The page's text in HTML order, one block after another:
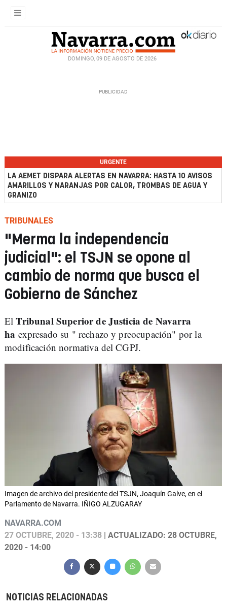
DOMINGO, 09 DE AGOSTO DE 2026
URGENTE
LA AEMET DISPARA ALERTAS EN NAVARRA: HASTA 10 AVISOS
AMARILLOS Y NARANJAS POR CALOR, TROMBAS DE AGUA Y
GRANIZO
TRIBUNALES
"Merma la independencia
judicial": el TSJN se opone al
cambio de norma que busca el
Gobierno de Sánchez
ElTribunal Superior de Justicia de Navarra
haexpresado su " rechazo y preocupación" por la
modificación normativa del CGPJ.
Imagen de archivo del presidente del TSJN, Joaquín Galve, en el
Parlamento de Navarra. IÑIGO ALZUGARAY
NAVARRA.COM
27 OCTUBRE, 2020 - 13:38 | ACTUALIZADO: 28 OCTUBRE,
2020 - 14:00
NOTICIAS RELACIONADAS